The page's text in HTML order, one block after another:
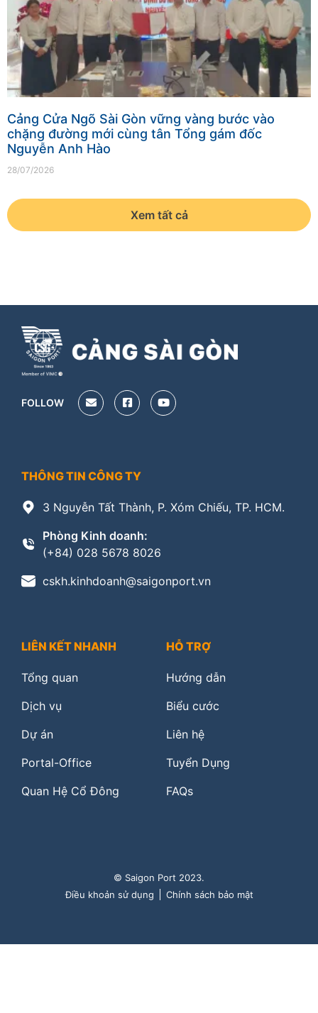
Cảng Cửa Ngõ Sài Gòn vững vàng bước vào
chặng đường mới cùng tân Tổng gám đốc
Nguyễn Anh Hào
28/07/2026
Xem tất cả
FOLLOW
THÔNG TIN CÔNG TY
3 Nguyễn Tất Thành, P. Xóm Chiếu, TP. HCM.
Phòng Kinh doanh:
(+84) 028 5678 8026
cskh.kinhdoanh@saigonport.vn
LIÊN KẾT NHANH
Tổng quan
Dịch vụ
Dự án
Portal-Office
Quan Hệ Cổ Đông
HỖ TRỢ
Hướng dẫn
Biểu cước
Liên hệ
Tuyển Dụng
FAQs
© Saigon Port 2023.
Điều khoản sử dụng
Chính sách bảo mật